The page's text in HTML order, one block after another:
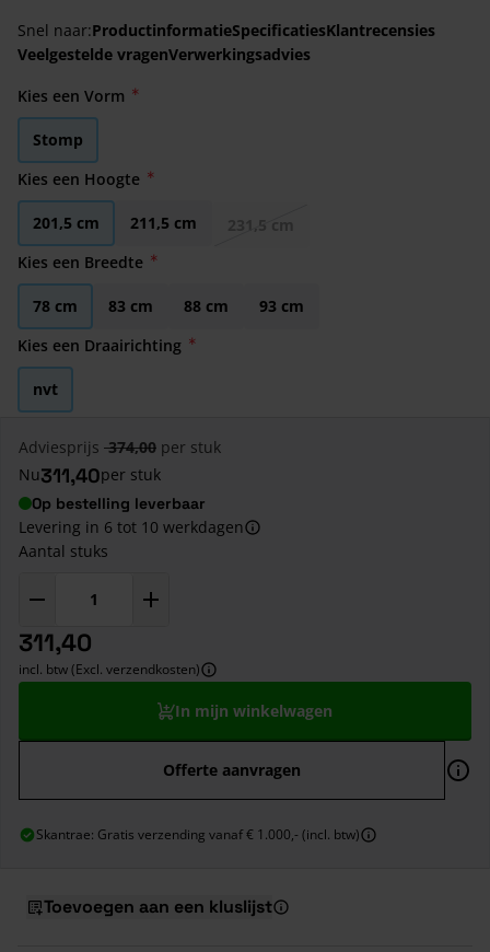
Snel naar:ProductinformatieSpecificatiesKlantrecensies
Veelgestelde vragenVerwerkingsadvies
Kies een Vorm
Stomp
Kies een Hoogte
201,5 cm 211,5 cm
Kies een Breedte
78 cm 83 cm 88 cm
93 cm
Kies een Draairichting
nvt
Adviesprijs 374,00 per stuk
Nu311,40per stuk
Op bestelling leverbaar
Levering in 6 tot 10 werkdagen
Aantal stuks
311,40
incl. btw (Excl. verzendkosten)
In mijn winkelwagen
Offerte aanvragen
Skantrae: Gratis verzending vanaf € 1.000,- (incl. btw)
Toevoegen aan een kluslijst